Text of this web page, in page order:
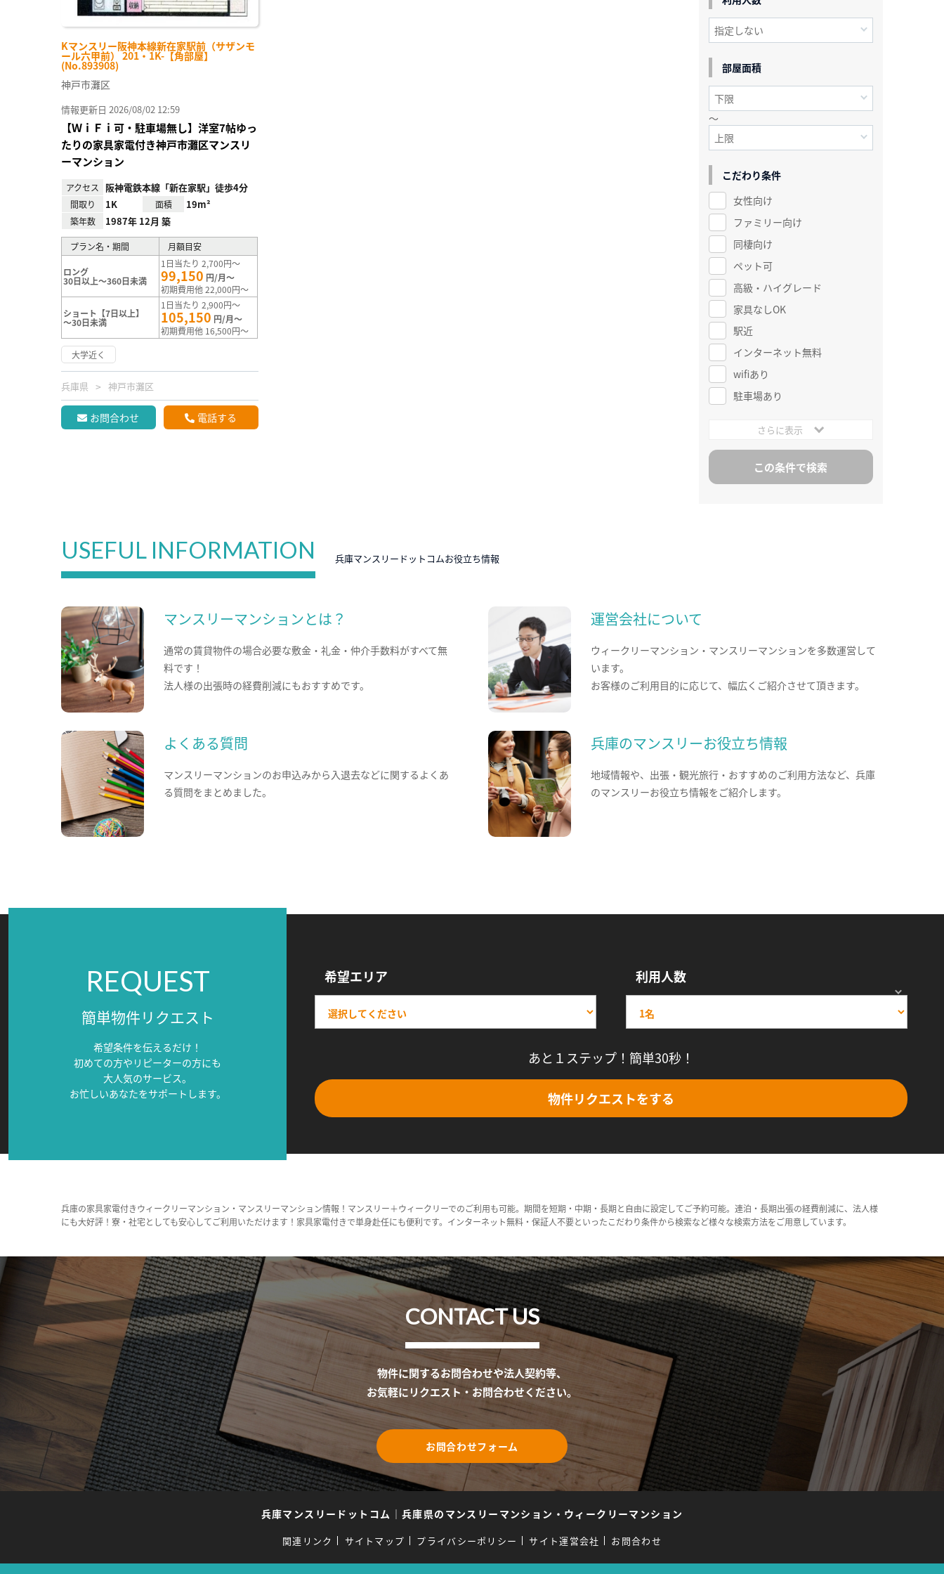
Kマンスリー阪神本線新在家駅前（サザンモ
ール六甲前） 201・1K-【角部屋】
(No.893908)
神戸市灘区
情報更新日 2026/08/02 12:59
【ＷｉＦｉ可・駐車場無し】洋室7帖ゆっ
たりの家具家電付き神戸市灘区マンスリ
ーマンション
アクセス 阪神電鉄本線「新在家駅」徒歩4分
間取り 1K 面積 19m²
築年数 1987年 12月 築
プラン名・期間 月額目安
ロング
30日以上～360日未満
1日当たり 2,700円～
99,150 円/月～
初期費用他 22,000円～
ショート【7日以上】
～30日未満
1日当たり 2,900円～
105,150 円/月～
初期費用他 16,500円～
大学近く
兵庫県 神戸市灘区
お問合わせ 電話する
部屋面積
～
こだわり条件
女性向け
ファミリー向け
同棲向け
ペット可
高級・ハイグレード
家具なしOK
駅近
インターネット無料
wifiあり
駐車場あり
さらに表示
USEFUL INFORMATION 兵庫マンスリードットコムお役立ち情報
マンスリーマンションとは？
通常の賃貸物件の場合必要な敷金・礼金・仲介手数料がすべて無
料です！
法人様の出張時の経費削減にもおすすめです。
運営会社について
ウィークリーマンション・マンスリーマンションを多数運営して
います。
お客様のご利用目的に応じて、幅広くご紹介させて頂きます。
よくある質問
マンスリーマンションのお申込みから入退去などに関するよくあ
る質問をまとめました。
兵庫のマンスリーお役立ち情報
地域情報や、出張・観光旅行・おすすめのご利用方法など、兵庫
のマンスリーお役立ち情報をご紹介します。
REQUEST
簡単物件リクエスト
希望条件を伝えるだけ！
初めての方やリピーターの方にも
大人気のサービス。
お忙しいあなたをサポートします。
希望エリア 利用人数
あと１ステップ！簡単30秒！
物件リクエストをする
兵庫の家具家電付きウィークリーマンション・マンスリーマンション情報！マンスリー＋ウィークリーでのご利用も可能。期間を短期・中期・長期と自由に設定してご予約可能。連泊・長期出張の経費削減に、法人様
にも大好評！寮・社宅としても安心してご利用いただけます！家具家電付きで単身赴任にも便利です。インターネット無料・保証人不要といったこだわり条件から検索など様々な検索方法をご用意しています。
CONTACT US
物件に関するお問合わせや法人契約等、
お気軽にリクエスト・お問合わせください。
お問合わせフォーム
兵庫マンスリードットコム ｜ 兵庫県のマンスリーマンション・ウィークリーマンション
関連リンク サイトマップ プライバシーポリシー サイト運営会社 お問合わせ